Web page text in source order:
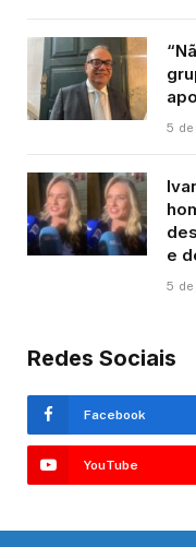
5
e
5
Redes Sociais
Facebook
YouTube